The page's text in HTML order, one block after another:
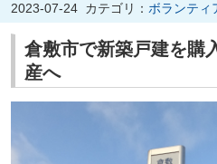
2023-07-24 カテゴリ： ボランティ
倉敷市で新築戸建を購
産へ